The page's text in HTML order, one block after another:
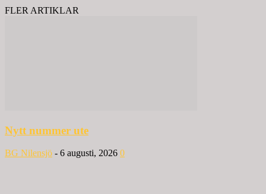
FLER ARTIKLAR
Nytt nummer ute
BG Nilensjö - 6 augusti, 2026 0